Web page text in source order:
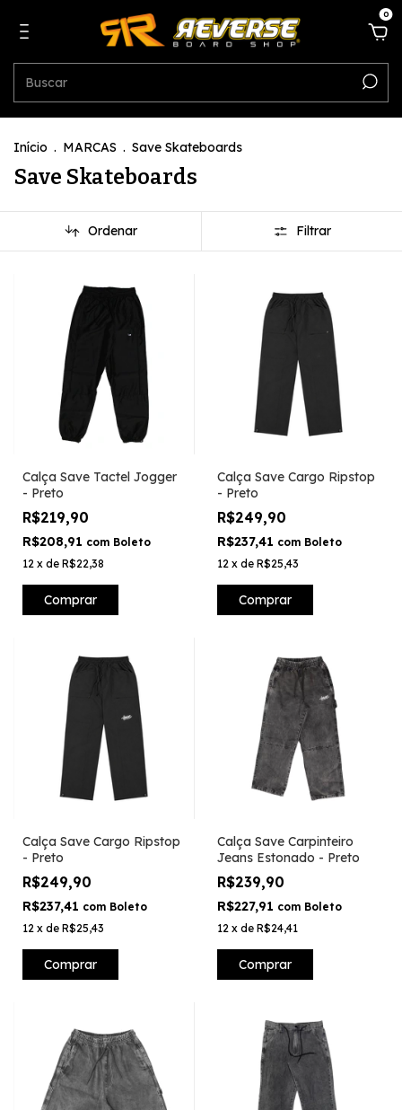
0
Início . MARCAS . Save Skateboards
Save Skateboards
Ordenar Filtrar
Calça Save Tactel Jogger
- Preto
R$219,90
R$208,91 com Boleto
12 x de R$22,38
Comprar
Calça Save Cargo Ripstop
- Preto
R$249,90
R$237,41 com Boleto
12 x de R$25,43
Comprar
Calça Save Cargo Ripstop
- Preto
R$249,90
R$237,41 com Boleto
12 x de R$25,43
Comprar
Calça Save Carpinteiro
Jeans Estonado - Preto
R$239,90
R$227,91 com Boleto
12 x de R$24,41
Comprar